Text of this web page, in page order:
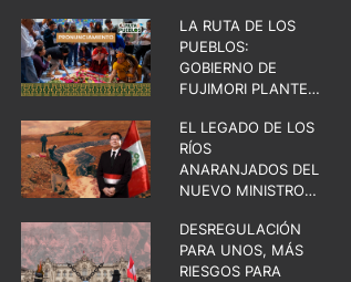
LA RUTA DE LOS
PUEBLOS:
GOBIERNO DE
FUJIMORI PLANTEA
EL ESTADO, LA
DEMOCRACIA Y LOS
TERRITORIOS
EL LEGADO DE LOS
RÍOS
ANARANJADOS DEL
NUEVO MINISTRO
MINAS
DESREGULACIÓN
PARA UNOS, MÁS
RIESGOS PARA